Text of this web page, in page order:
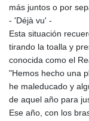
más juntos o por
- 'Déjà vu' -
Esta situación
tirando la toalla y
conocida como el
"Hemos hecho una
he maleducado y
de aquel año para
Ese año, con los